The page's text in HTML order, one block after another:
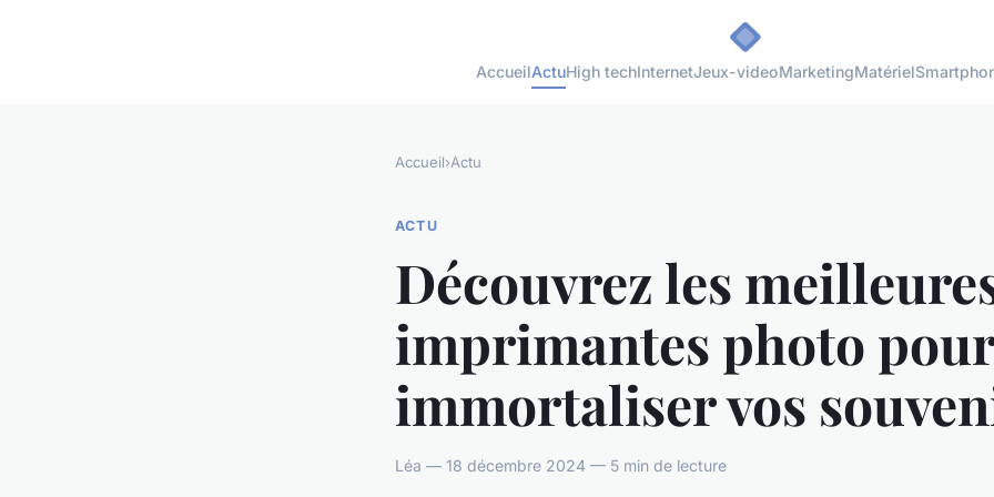
AccueilActuHigh techInternetJeux-videoMarketingMatériel
Accueil›Actu
ACTU
Découvrez les
imprimantes photo pour
immortaliser vos
Léa — 18 décembre 2024 — 5 min de lecture